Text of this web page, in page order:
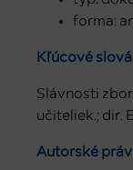
forma:
Kľúčové slová
Slávnosti
učiteliek.; dir.
Autorské